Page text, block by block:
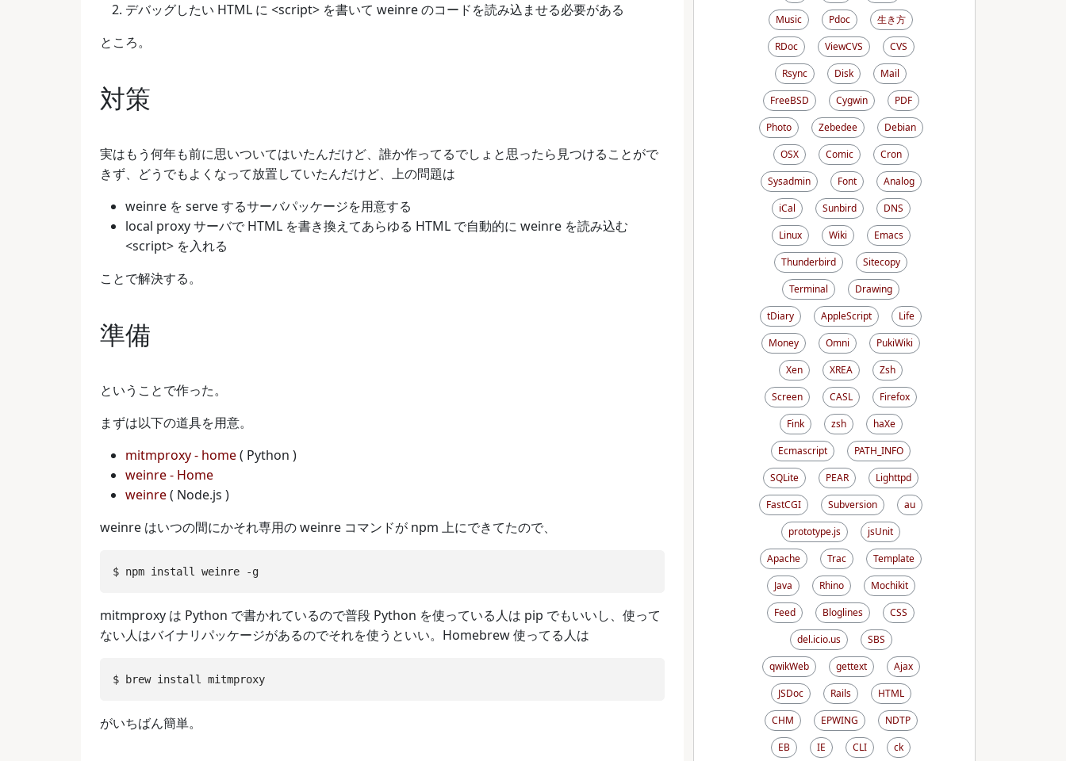
デバッグしたい HTML に <script> を書いて weinre のコードを読み込ませる必要がある
ところ。
対策
実はもう何年も前に思いついてはいたんだけど、誰か作ってるでしょと思ったら見つけることがで
きず、どうでもよくなって放置していたんだけど、上の問題は
weinre を serve するサーバパッケージを用意する
local proxy サーバで HTML を書き換えてあらゆる HTML で自動的に weinre を読み込む
<script> を入れる
ことで解決する。
準備
ということで作った。
まずは以下の道具を用意。
mitmproxy - home( Python )
weinre - Home
weinre( Node.js )
weinre はいつの間にかそれ専用の weinre コマンドが npm 上にできてたので、
mitmproxy は Python で書かれているので普段 Python を使っている人は pip でもいいし、使って
ない人はバイナリパッケージがあるのでそれを使うといい。Homebrew 使ってる人は
がいちばん簡単。
Music
Pdoc
生き方
RDoc
ViewCVS
CVS
Rsync
Disk
Mail
FreeBSD
Cygwin
PDF
Photo
Zebedee
Debian
OSX
Comic
Cron
Sysadmin
Font
Analog
iCal
Sunbird
DNS
Linux
Wiki
Emacs
Thunderbird
Sitecopy
Terminal
Drawing
tDiary
AppleScript
Life
Money
Omni
PukiWiki
Xen
XREA
Zsh
Screen
CASL
Firefox
Fink
zsh
haXe
Ecmascript
PATH_INFO
SQLite
PEAR
Lighttpd
FastCGI
Subversion
au
prototype.js
jsUnit
Apache
Trac
Template
Java
Rhino
Mochikit
Feed
Bloglines
CSS
del.icio.us
SBS
qwikWeb
gettext
Ajax
JSDoc
Rails
HTML
CHM
EPWING
NDTP
EB
IE CLI
ck